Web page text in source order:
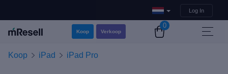
Log In
Koop Verkoop
0
Koop iPad iPad Pro